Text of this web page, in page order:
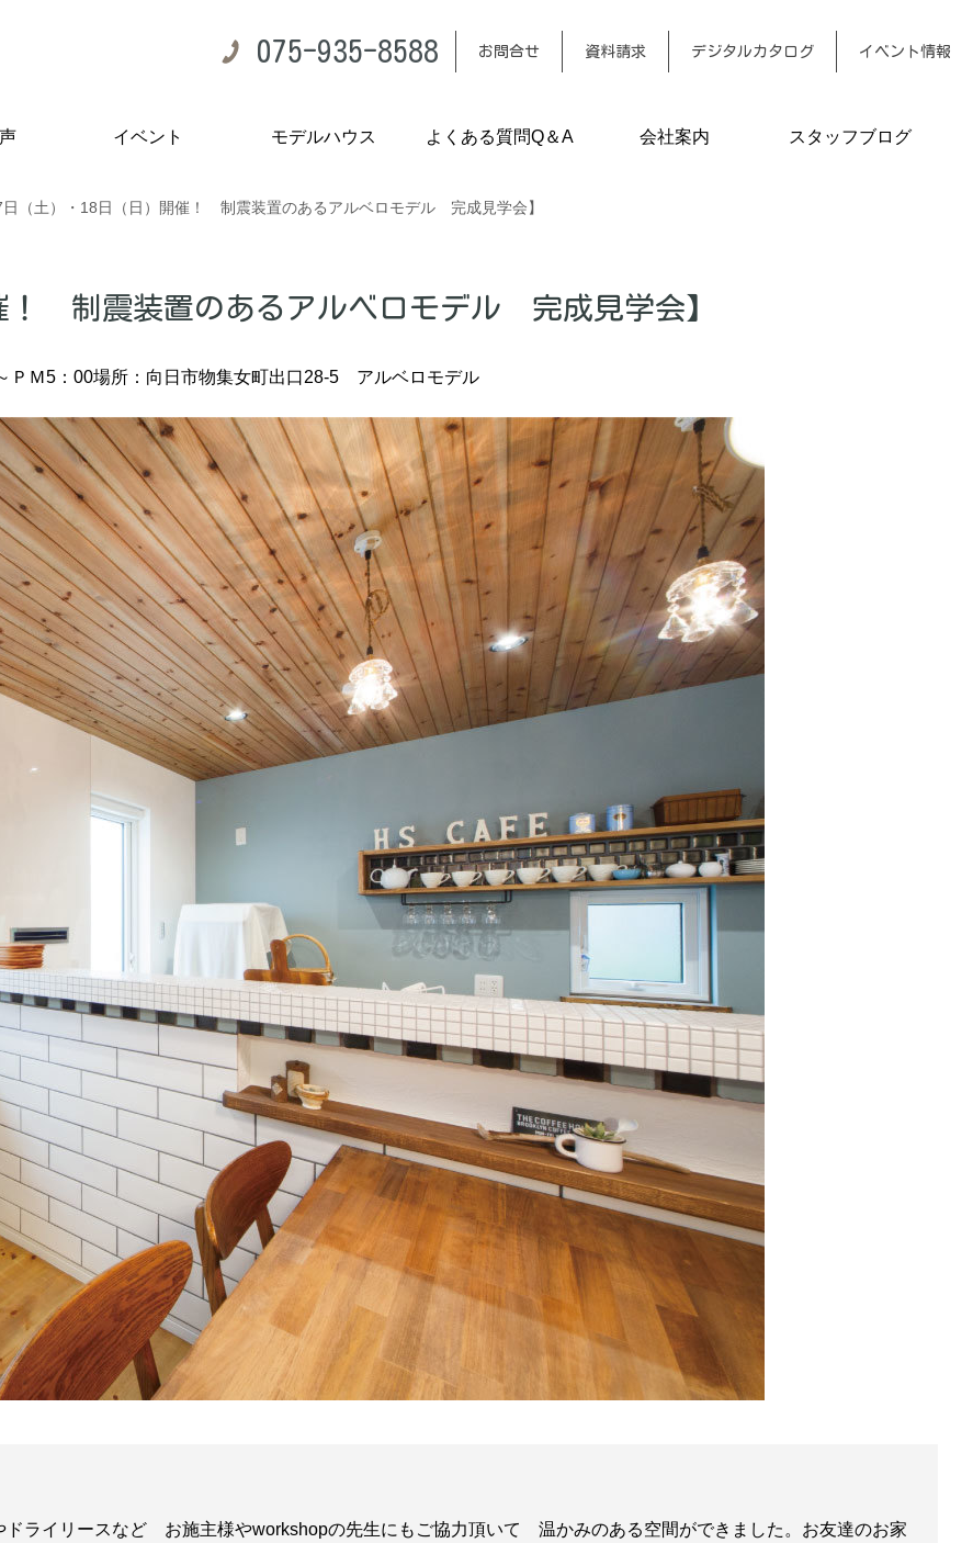
075-935-8588 お問合せ 資料請求 デジタルカタログ イベント情報
イベント モデルハウス よくある質問Q＆A 会社案内 スタッフブログ
日（土）・18日（日）開催！ 制震装置のあるアルベロモデル 完成見学会】
！ 制震装置のあるアルベロモデル 完成見学会】
ＰＭ5：00場所：向日市物集女町出口28-5 アルベロモデル
ドライリースなど お施主様やworkshopの先生にもご協力頂いて 温かみのある空間ができました。お友達のお家